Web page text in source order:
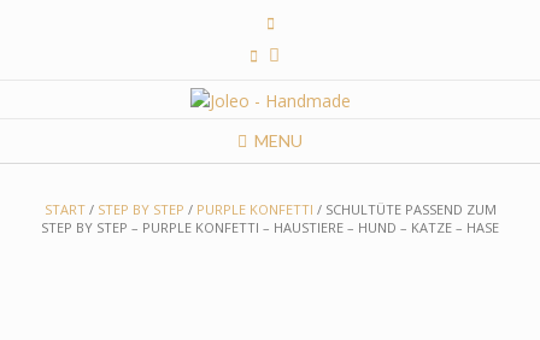
MENU
START/ STEP BY STEP / PURPLE KONFETTI / SCHULTÜTE PASSEND ZUM
STEP BY STEP – PURPLE KONFETTI – HAUSTIERE – HUND – KATZE – HASE